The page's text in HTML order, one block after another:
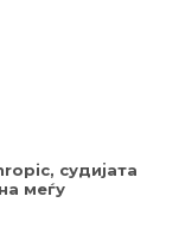
судијата
меѓу